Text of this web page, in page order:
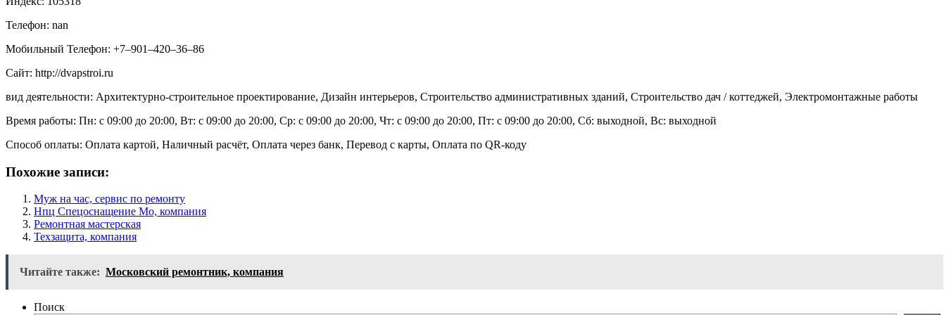
Телефон: nan
Мобильный Телефон: +7‒901‒420‒36‒86
Сайт: http://dvapstroi.ru
вид деятельности: Архитектурно-строительное проектирование, Дизайн интерьеров, Строительство административных зданий, Строительство дач / коттеджей, Электромонтажные работы
Время работы: Пн: с 09:00 до 20:00, Вт: с 09:00 до 20:00, Ср: с 09:00 до 20:00, Чт: с 09:00 до 20:00, Пт: с 09:00 до 20:00, Сб: выходной, Вс: выходной
Способ оплаты: Оплата картой, Наличный расчёт, Оплата через банк, Перевод с карты, Оплата по QR-коду
Похожие записи:
Муж на час, сервис по ремонту
Нпц Спецоснащение Мо, компания
Ремонтная мастерская
Техзащита, компания
Читайте также: Московский ремонтник, компания
Поиск